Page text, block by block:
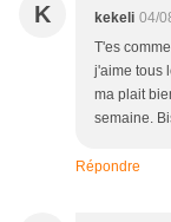
K kekeli 04/
T'es
j'aime tous
ma plait
semaine.
Répondre